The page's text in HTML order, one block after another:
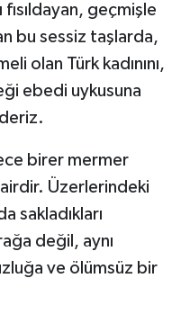
geçmişle
bu sessiz taşlarda,
olan Türk kadınını,
ebedi uykusuna
birer mermer
Üzerlerindeki
sakladıkları
değil, aynı
ve ölümsüz bir